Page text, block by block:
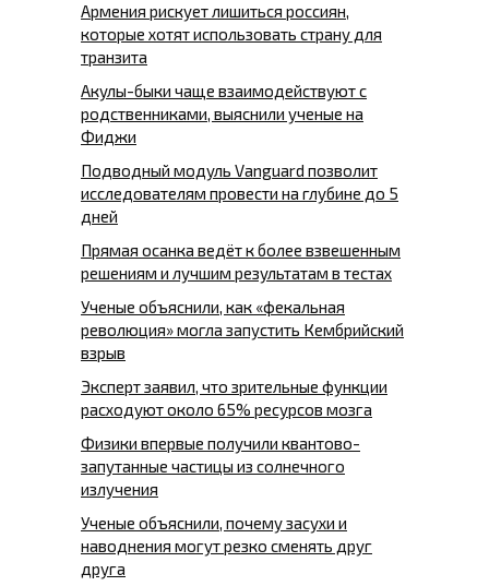
Армения рискует лишиться россиян,
которые хотят использовать страну для
транзита
Акулы-быки чаще взаимодействуют с
родственниками, выяснили ученые на
Фиджи
Подводный модуль Vanguard позволит
исследователям провести на глубине до 5
дней
Прямая осанка ведёт к более взвешенным
решениям и лучшим результатам в тестах
Ученые объяснили, как «фекальная
революция» могла запустить Кембрийский
взрыв
Эксперт заявил, что зрительные функции
расходуют около 65% ресурсов мозга
Физики впервые получили квантово-
запутанные частицы из солнечного
излучения
Ученые объяснили, почему засухи и
наводнения могут резко сменять друг
друга